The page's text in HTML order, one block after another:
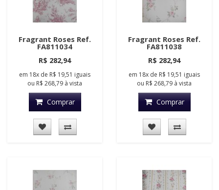
Fragrant Roses Ref.
FA811034
R$ 282,94
em 18x de R$ 19,51 iguais
ou R$ 268,79 à vista
Comprar
Fragrant Roses Ref.
FA811038
R$ 282,94
em 18x de R$ 19,51 iguais
ou R$ 268,79 à vista
Comprar